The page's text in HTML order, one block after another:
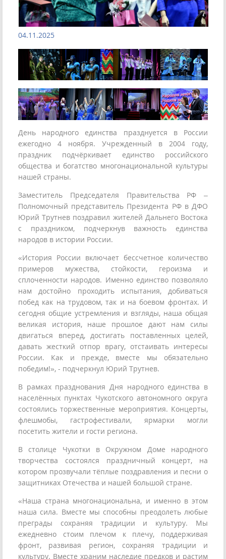
04.11.2025
День народного единства празднуется в России
ежегодно 4 ноября. Учрежденный в 2004 году,
праздник подчёркивает единство российского
общества и богатство многонациональной культуры
нашей страны.
Заместитель Председателя Правительства РФ –
Полномочный представитель Президента РФ в ДФО
Юрий Трутнев поздравил жителей Дальнего Востока
с праздником, подчеркнув важность единства
народов в истории России.
«История России включает бессчетное количество
примеров мужества, стойкости, героизма и
сплоченности народов. Именно единство позволяло
нам достойно проходить испытания, добиваться
побед как на трудовом, так и на боевом фронтах. И
сегодня общие устремления и взгляды, наша общая
великая история, наше прошлое дают нам силы
двигаться вперед, достигать поставленных целей,
давать жесткий отпор врагу, отстаивать интересы
России. Как и прежде, вместе мы обязательно
победим!», - подчеркнул Юрий Трутнев.
В рамках празднования Дня народного единства в
населённых пунктах Чукотского автономного округа
состоялись торжественные мероприятия. Концерты,
флешмобы, гастрофестивали, ярмарки могли
посетить жители и гости региона.
В столице Чукотки в Окружном Доме народного
творчества состоялся праздничный концерт, на
котором прозвучали тёплые поздравления и песни о
защитниках Отечества и нашей большой стране.
«Наша страна многонациональна, и именно в этом
наша сила. Вместе мы способны преодолеть любые
преграды сохраняя традиции и культуру. Мы
ежедневно стоим плечом к плечу, поддерживая
фронт, развивая регион, сохраняя традиции и
культуру. Вместе храним наследие предков и растим